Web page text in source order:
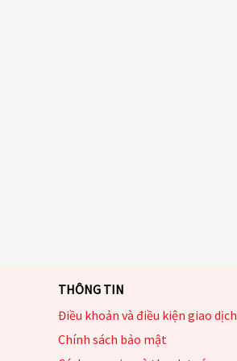
THÔNG TIN
Điều khoản và điều kiện giao dịch
Chính sách bảo mật